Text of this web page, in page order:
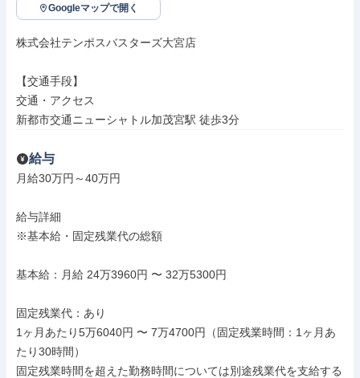
Googleマップで開く
株式会社テンポスバスターズ大宮店
【交通手段】
交通・アクセス
新都市交通ニューシャトル加茂宮駅 徒歩3分
給与
月給30万円～40万円
給与詳細
※基本給・固定残業代の総額
基本給：月給 24万3960円 〜 32万5300円
固定残業代：あり
1ヶ月あたり5万6040円 〜 7万4700円（固定残業時間：1ヶ月あ
たり30時間）
固定残業時間を超えた勤務時間については別途残業代を支給する